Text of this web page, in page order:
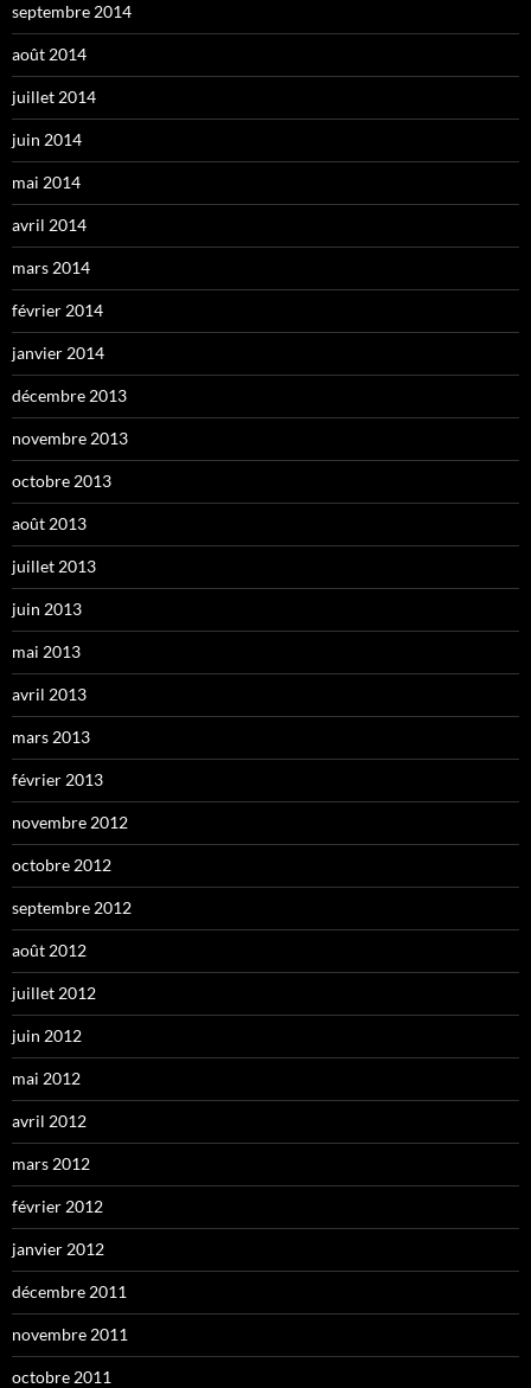
septembre 2014
août 2014
juillet 2014
juin 2014
mai 2014
avril 2014
mars 2014
février 2014
janvier 2014
décembre 2013
novembre 2013
octobre 2013
août 2013
juillet 2013
juin 2013
mai 2013
avril 2013
mars 2013
février 2013
novembre 2012
octobre 2012
septembre 2012
août 2012
juillet 2012
juin 2012
mai 2012
avril 2012
mars 2012
février 2012
janvier 2012
décembre 2011
novembre 2011
octobre 2011